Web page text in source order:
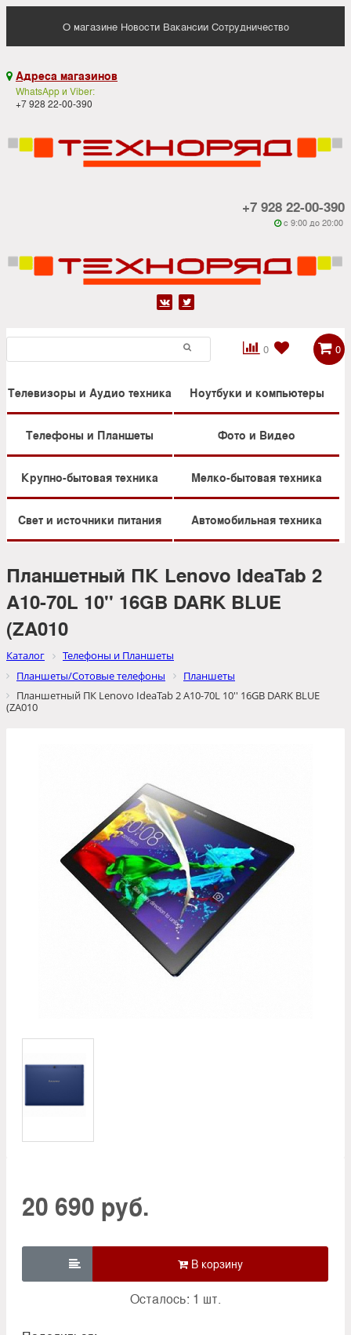
О магазине Новости Вакансии Сотрудничество
 Адреса магазинов
WhatsApp и Viber:
+7 928 22-00-390
+7 928 22-00-390
 c 9:00 до 20:00
 
0

 0
Телевизоры и Аудио техника Ноутбуки и компьютеры
Телефоны и Планшеты Фото и Видео
Крупно-бытовая техника Мелко-бытовая техника
Свет и источники питания Автомобильная техника
Планшетный ПК Lenovo IdeaTab 2
A10-70L 10'' 16GB DARK BLUE
(ZA010
Каталог
Телефоны и Планшеты
Планшеты/Сотовые телефоны
Планшеты
Планшетный ПК Lenovo IdeaTab 2 A10-70L 10'' 16GB DARK BLUE
(ZA010
20 690 руб.

Осталось: 1 шт.